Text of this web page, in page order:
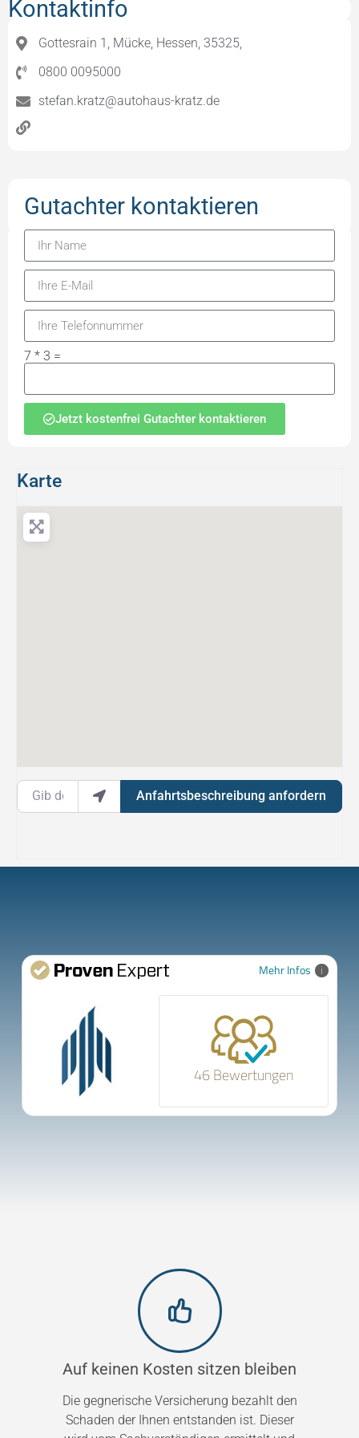
Karte
Gib deinen Standort ein.
Anfahrtsbeschreibung anfordern
Kontaktinfo
Gottesrain 1, Mücke, Hessen, 35325,
0800 0095000
stefan.kratz@autohaus-kratz.de
Gutachter kontaktieren
7 * 3 =
Jetzt kostenfrei Gutachter kontaktieren
Mehr Infos
46 Bewertungen
Auf keinen Kosten sitzen bleiben
Die gegnerische Versicherung bezahlt den
Schaden der Ihnen entstanden ist. Dieser